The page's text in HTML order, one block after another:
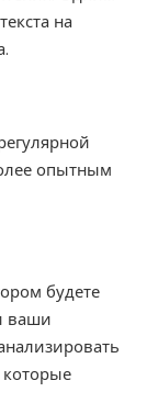
на
опытным
будете
ваши